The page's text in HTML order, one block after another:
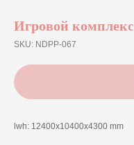
Игровой комплекс
SKU: NDPP-067
lwh: 12400x10400x4300 mm